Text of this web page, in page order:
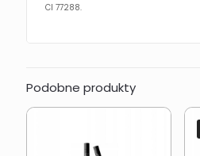
CI 77288.
Podobne produkty